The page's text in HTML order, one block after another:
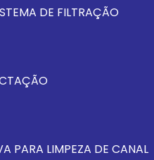
DE FILTRAÇÃO
PARA LIMPEZA DE CANAL